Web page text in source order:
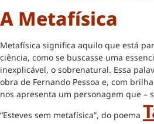
A Metafísica
Metafísica significa aquilo que está
ciência, como se buscasse uma
inexplicável, o sobrenatural. Essa
obra de Fernando Pessoa e, com
nos apresenta um personagem que –
“Esteves sem metafísica”, do poema